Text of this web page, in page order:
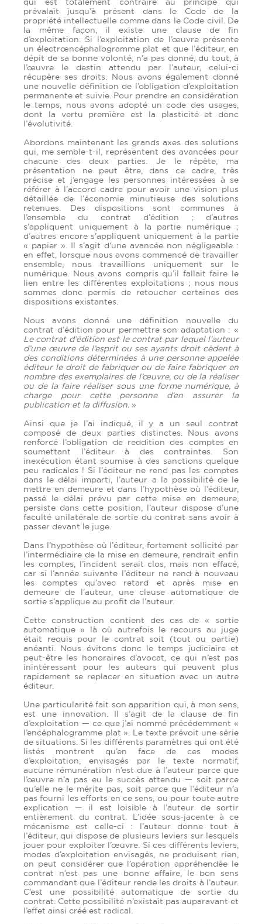
prévalait jusqu’à présent dans le Code de la
propriété intellectuelle comme dans le Code civil. De
la même façon, il existe une clause de fin
d’exploitation. Si l’exploitation de l’œuvre présente
un électrœncéphalogramme plat et que l’éditeur, en
dépit de sa bonne volonté, n’a pas donné, du tout, à
l’œuvre le destin attendu par l’auteur, celui-ci
récupère ses droits. Nous avons également donné
une nouvelle définition de l’obligation d’exploitation
permanente et suivie. Pour prendre en considération
le temps, nous avons adopté un code des usages,
dont la vertu première est la plasticité et donc
l’évolutivité.
Abordons maintenant les grands axes des solutions
qui, me semble-t-il, représentent des avancées pour
chacune des deux parties. Je le répète, ma
présentation ne peut être, dans ce cadre, très
précise et j’engage les personnes intéressées à se
référer à l’accord cadre pour avoir une vision plus
détaillée de l’économie minutieuse des solutions
retenues. Des dispositions sont communes à
l’ensemble du contrat d’édition ; d’autres
s’appliquent uniquement à la partie numérique ;
d’autres encore s’appliquent uniquement à la partie
« papier ». Il s’agit d‘une avancée non négligeable :
en effet, lorsque nous avons commencé de travailler
ensemble, nous travaillions uniquement sur le
numérique. Nous avons compris qu’il fallait faire le
lien entre les différentes exploitations ; nous nous
sommes donc permis de retoucher certaines des
dispositions existantes.
Nous avons donné une définition nouvelle du
contrat d’édition pour permettre son adaptation : «
Le contrat d’édition est le contrat par lequel l’auteur
d’une œuvre de l’esprit ou ses ayants droit cèdent à
des conditions déterminées à une personne appelée
éditeur le droit de fabriquer ou de faire fabriquer en
nombre des exemplaires de l’œuvre, ou de la réaliser
ou de la faire réaliser sous une forme numérique, à
charge pour cette personne d’en assurer la
publication et la diffusion. »
Ainsi que je l’ai indiqué, il y a un seul contrat
composé de deux parties distinctes. Nous avons
renforcé l’obligation de reddition des comptes en
soumettant l’éditeur à des contraintes. Son
inexécution étant soumise à des sanctions quelque
peu radicales ! Si l’éditeur ne rend pas les comptes
dans le délai imparti, l’auteur a la possibilité de le
mettre en demeure et dans l’hypothèse où l’éditeur,
passé le délai prévu par cette mise en demeure,
persiste dans cette position, l’auteur dispose d’une
faculté unilatérale de sortie du contrat sans avoir à
passer devant le juge.
Dans l’hypothèse où l’éditeur, fortement sollicité par
l’intermédiaire de la mise en demeure, rendrait enfin
les comptes, l’incident serait clos, mais non effacé,
car si l’année suivante l’éditeur ne rend à nouveau
les comptes qu’avec retard et après mise en
demeure de l’auteur, une clause automatique de
sortie s’applique au profit de l’auteur.
Cette construction contient des cas de « sortie
automatique » là où autrefois le recours au juge
était requis pour le contrat soit (tout ou partie)
anéanti. Nous évitons donc le temps judiciaire et
peut-être les honoraires d’avocat, ce qui n’est pas
inintéressant pour les auteurs qui peuvent plus
rapidement se replacer en situation avec un autre
éditeur.
Une particularité fait son apparition qui, à mon sens,
est une innovation. Il s’agit de la clause de fin
d’exploitation — ce que j’ai nommé précédemment «
l’encéphalogramme plat ». Le texte prévoit une série
de situations. Si les différents paramètres qui ont été
listés montrent qu’en face de ces modes
d’exploitation, envisagés par le texte normatif,
aucune rémunération n’est due à l’auteur parce que
l’œuvre n’a pas eu le succès attendu — soit parce
qu’elle ne le mérite pas, soit parce que l’éditeur n’a
pas fourni les efforts en ce sens, ou pour toute autre
explication — il est loisible à l’auteur de sortir
entièrement du contrat. L’idée sous-jacente à ce
mécanisme est celle-ci : l’auteur donne tout à
l’éditeur, qui dispose de plusieurs leviers sur lesquels
jouer pour exploiter l’œuvre. Si ces différents leviers,
modes d’exploitation envisagés, ne produisent rien,
on peut considérer que l’opération appréhendée le
contrat n’est pas une bonne affaire, le bon sens
commandant que l’éditeur rende les droits à l’auteur.
C’est une possibilité automatique de sortie du
contrat. Cette possibilité n’existait pas auparavant et
l’effet ainsi créé est radical.